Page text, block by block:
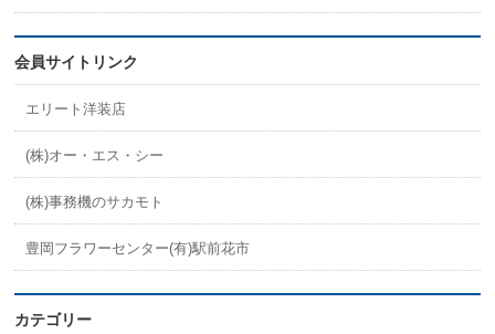
会員サイトリンク
エリート洋装店
(株)オー・エス・シー
(株)事務機のサカモト
豊岡フラワーセンター(有)駅前花市
カテゴリー